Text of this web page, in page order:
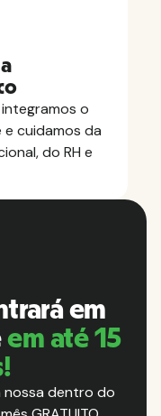
o
cuidamos da
do RH e
em
em até 15
nossa dentro do